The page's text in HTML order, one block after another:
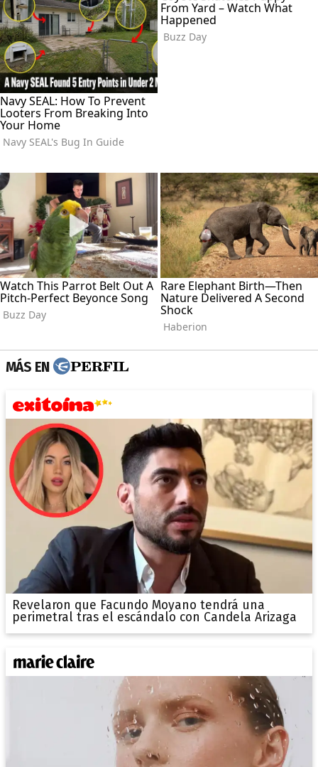
MÁS EN
Revelaron que Facundo Moyano tendrá una
perimetral tras el escándalo con Candela Arizaga